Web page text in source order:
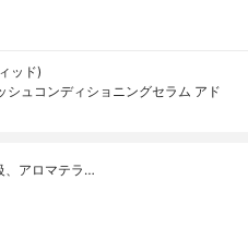
ッド)
シュコンディショニングセラム アド
、アロマテラ…